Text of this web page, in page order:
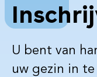
a
r
U bent van
uw gezin in